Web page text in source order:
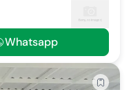
Whatsapp